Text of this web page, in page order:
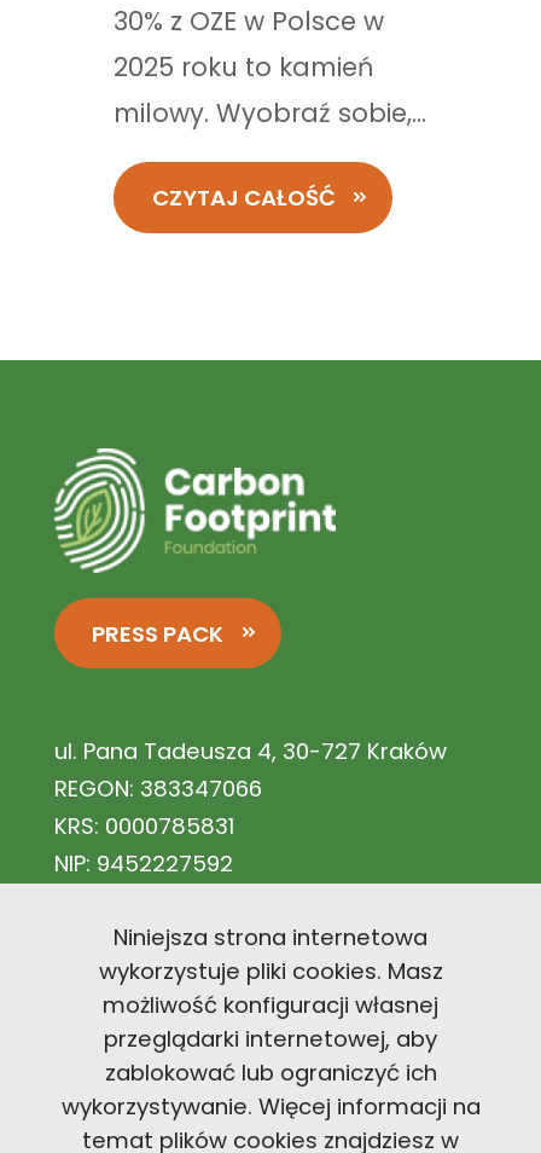
Niniejsza strona internetowa
wykorzystuje pliki cookies. Masz
możliwość konfiguracji własnej
przeglądarki internetowej, aby
zablokować lub ograniczyć ich
wykorzystywanie. Więcej informacji na
temat plików cookies znajdziesz w
30% z OZE w Polsce w
2025 roku to kamień
milowy. Wyobraź sobie,...
CZYTAJ CAŁOŚĆ
PRESS PACK
ul. Pana Tadeusza 4, 30-727 Kraków
REGON: 383347066
KRS: 0000785831
NIP: 9452227592
+48 726 300 494